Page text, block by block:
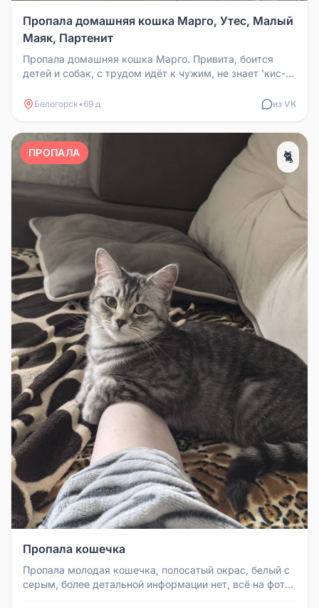
Пропала домашняя кошка Марго, Утес, Малый
Маяк, Партенит
Пропала домашняя кошка Марго. Привита, боится
детей и собак, с трудом идёт к чужим, не знает 'кис-
Белогорск•69 д из VK
ПРОПАЛА 🐈
Пропала кошечка
Пропала молодая кошечка, полосатый окрас, белый с
серым, более детальной информации нет, всё на фото.